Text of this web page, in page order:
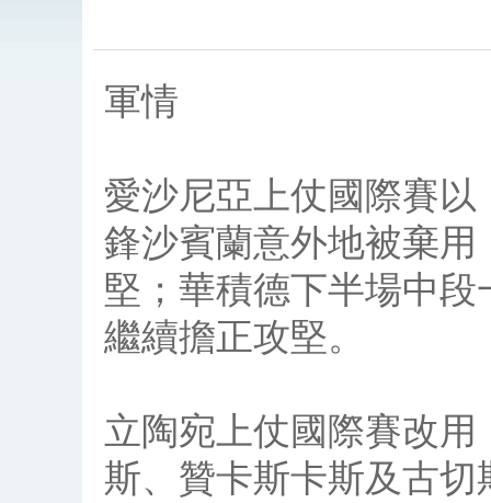
軍情
愛沙尼亞上仗國際賽
鋒沙賓蘭意外地被棄
堅；華積德下半場中
繼續擔正攻堅。
立陶宛上仗國際賽改
斯、贊卡斯卡斯及古